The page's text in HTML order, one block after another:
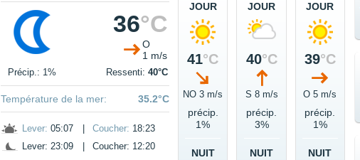
36°C
O
1 m/s
Précip.: 1% Ressenti:40°C
Température de la mer: 35.2°C
Lever: 05:07 Coucher: 18:23
Lever: 23:09
Coucher: 12:20
JOUR
41°C
NO 3 m/s
précip.
1%
NUIT
JOUR
40°C
S 8 m/s
précip.
3%
NUIT
JOUR
39°C
O 5 m/s
précip.
1%
NUIT